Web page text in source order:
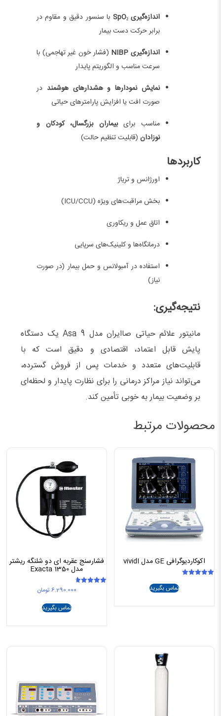
اندازه‌گیری SpO₂
با سنسور دقیق و مقاوم در
برابر حرکت دست بیمار
اندازه‌گیری NIBP
(فشار خون غیر تهاجمی) با
سرعت مناسب و الگوریتم پایدار
نمایش نمودارها و هشدارهای هوشمند در
صورت افت یا افزایش پارامترهای حیاتی
مناسب برایبیماران بزرگسال، کودکان و
نوزادان (قابلیت تنظیم حالت)
کاربردها
اورژانس و تریاژ
بخش مراقبت‌های ویژه (ICU/CCU)
اتاق عمل و ریکاوری
درمانگاه‌ها و کلینیک‌های سرپایی
استفاده در آمبولانس و حمل بیمار (در صورت
نیاز)
نتیجه‌گیری:
مانیتور علائم حیاتی صاایران مدل Asa 9 یک دستگاه
پایش قابل اعتماد، اقتصادی و دقیق است که با
قابلیت‌های متعدد و خدمات پس از فروش گسترده،
می‌تواند نیاز مراکز درمانی را برای نظارت پایدار و لحظه‌ای
بر وضعیت بیمار به‌ خوبی تأمین کند.
محصولات مرتبط
اکوکاردیوگرافی GE مدل vividI
تماس بگیرید
فشارسنج عقربه ای دو شلنگه ریشتر
مدل 1350 Exacta
6.290.000 تومان
تماس بگیرید